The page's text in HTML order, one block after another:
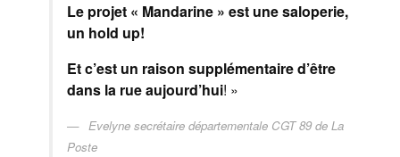
Le projet « Mandarine » est une saloperie,
un hold up!
Et c’est un raison supplémentaire d’être
dans la rue aujourd’hui! »
Evelyne secrétaire départementale CGT 89 de La
Poste